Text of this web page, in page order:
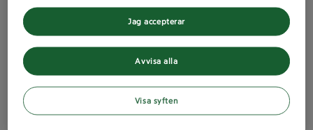
Avvisa alla
Jag accepterar
Visa syften